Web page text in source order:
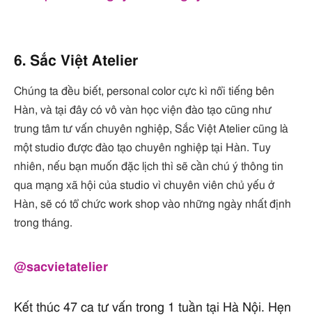
6. Sắc Việt Atelier
Chúng ta đều biết, personal color cực kì nổi tiếng bên
Hàn, và tại đây có vô vàn học viện đào tạo cũng như
trung tâm tư vấn chuyên nghiệp, Sắc Việt Atelier cũng là
một studio được đào tạo chuyên nghiệp tại Hàn. Tuy
nhiên, nếu bạn muốn đặc lịch thì sẽ cần chú ý thông tin
qua mạng xã hội của studio vì chuyên viên chủ yếu ở
Hàn, sẽ có tổ chức work shop vào những ngày nhất định
trong tháng.
@sacvietatelier
Kết thúc 47 ca tư vấn trong 1 tuần tại Hà Nội. Hẹn